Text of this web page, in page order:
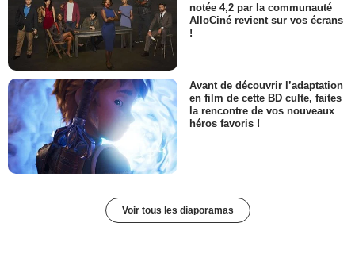
notée 4,2 par la communauté
AlloCiné revient sur vos écrans
!
Avant de découvrir l’adaptation
en film de cette BD culte, faites
la rencontre de vos nouveaux
héros favoris !
Voir tous les diaporamas